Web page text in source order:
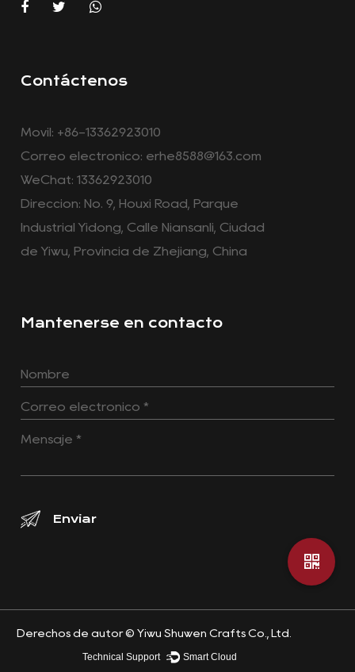
Contáctenos
Móvil: +86-13362923010
Correo electrónico: erhe8588@163.com
WeChat: 13362923010
Dirección: No. 9, Houxi Road, Parque
Industrial Yidong, Calle Niansanli, Ciudad
de Yiwu, Provincia de Zhejiang, China
Mantenerse en contacto
Derechos de autor © Yiwu Shuwen Crafts Co., Ltd.
Technical Support ： Smart Cloud